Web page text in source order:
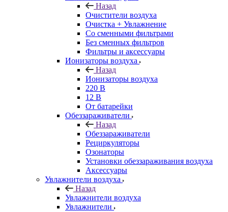
Назад
Очистители воздуха
Очистка + Увлажнение
Cо сменными фильтрами
Без сменных фильтров
Фильтры и аксессуары
Ионизаторы воздуха
Назад
Ионизаторы воздуха
220 В
12 В
От батарейки
Обеззараживатели
Назад
Обеззараживатели
Рециркуляторы
Озонаторы
Установки обеззараживания воздуха
Аксессуары
Увлажнители воздуха
Назад
Увлажнители воздуха
Увлажнители